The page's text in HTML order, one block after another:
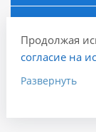
Продолжая
согласие на
сведения о
Развернуть